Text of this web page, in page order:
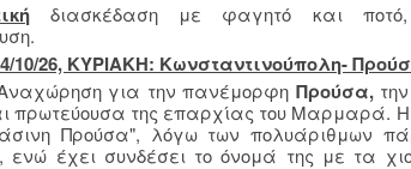
διασκέδαση με φαγητό και ποτό,
10/26, ΚΥΡΙΑΚΗ: Κωνσταντινούπολη-
για την πανέμορφη Προύσα,
πρωτεύουσα της επαρχίας του Μαρμαρά.
Προύσα", λόγω των πολυάριθμων
ενώ έχει συνδέσει το όνομά της με τα